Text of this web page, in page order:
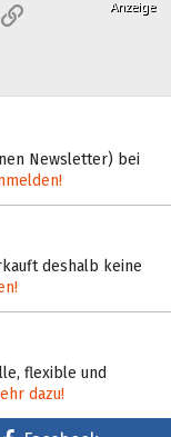
Link
Newsletter) bei
deshalb keine
flexible und
dazu!